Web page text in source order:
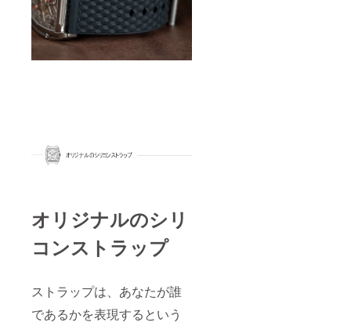
オリジナルのシリ
コンストラップ
ストラップは、あなたが誰
であるかを表現するという